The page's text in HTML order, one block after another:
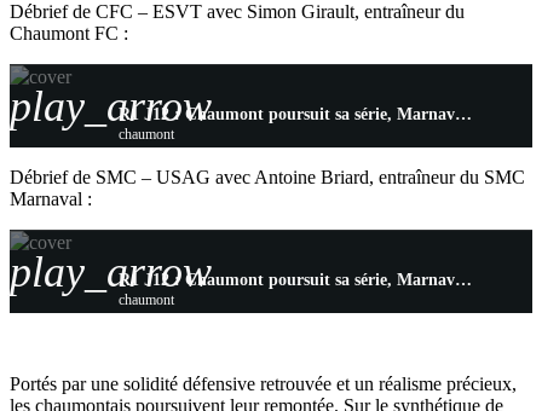
Débrief de CFC – ESVT avec Simon Girault, entraîneur du
Chaumont FC :
play_arrow R1 J12 : Chaumont poursuit sa série, Marnaval frustré par Uckange
chaumont
Débrief de SMC – USAG avec Antoine Briard, entraîneur du SMC
Marnaval :
play_arrow R1 J12 : Chaumont poursuit sa série, Marnaval frustré par Uckange
chaumont
Portés par une solidité défensive retrouvée et un réalisme précieux,
les chaumontais poursuivent leur remontée. Sur le synthétique de